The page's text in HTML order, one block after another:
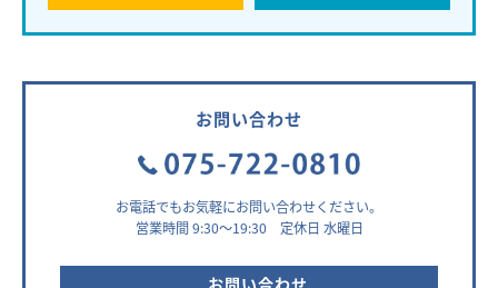
お問い合わせ
お電話でもお気軽にお問い合わせください。
営業時間 9:30～19:30 定休日 水曜日